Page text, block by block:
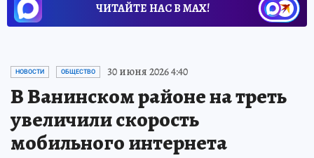
ЧИТАЙТЕ НАС В МАХ!
НОВОСТИ ОБЩЕСТВО 30 июня 2026 4:40
В Ванинском районе на треть
увеличили скорость
мобильного интернета